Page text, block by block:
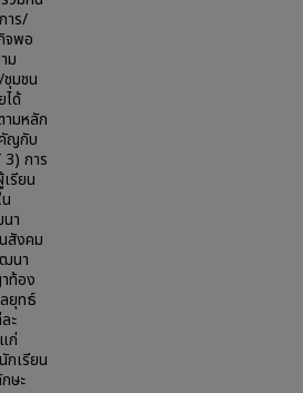
าร/
จพอ
ม
มชน
ได้
ามหลัก
ญกับ
การ
รียน
า
สังคม
นา
ท้อง
ยุทธ์
ะ
ก่
กเรียน
ษะ